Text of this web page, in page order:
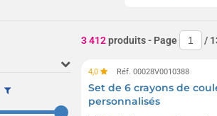
3 412produits- Page /
4,0 Réf. 00028V0010388
Set de 6 crayons de
personnalisés